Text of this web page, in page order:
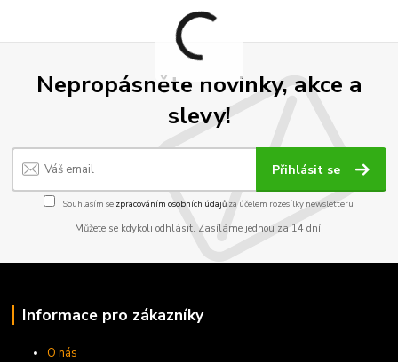
Nepropásněte novinky, akce a
slevy!
Přihlásit se
Souhlasím se zpracováním osobních údajůza účelem rozesílky newsletteru.
Můžete se kdykoli odhlásit. Zasíláme jednou za 14 dní.
Informace pro zákazníky
O nás